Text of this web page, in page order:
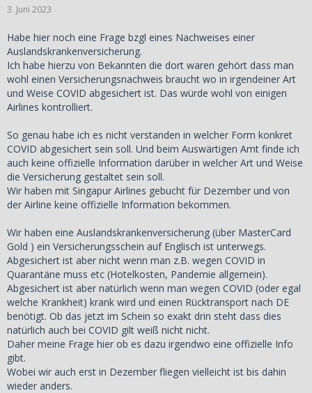
3. Juni 2023
Habe hier noch eine Frage bzgl eines Nachweises einer
Auslandskrankenversicherung.
Ich habe hierzu von Bekannten die dort waren gehört dass man
wohl einen Versicherungsnachweis braucht wo in irgendeiner Art
und Weise COVID abgesichert ist. Das würde wohl von einigen
Airlines kontrolliert.
So genau habe ich es nicht verstanden in welcher Form konkret
COVID abgesichert sein soll. Und beim Auswärtigen Amt finde ich
auch keine offizielle Information darüber in welcher Art und Weise
die Versicherung gestaltet sein soll.
Wir haben mit Singapur Airlines gebucht für Dezember und von
der Airline keine offizielle Information bekommen.
Wir haben eine Auslandskrankenversicherung (über MasterCard
Gold ) ein Versicherungsschein auf Englisch ist unterwegs.
Abgesichert ist aber nicht wenn man z.B. wegen COVID in
Quarantäne muss etc (Hotelkosten, Pandemie allgemein).
Abgesichert ist aber natürlich wenn man wegen COVID (oder egal
welche Krankheit) krank wird und einen Rücktransport nach DE
benötigt. Ob das jetzt im Schein so exakt drin steht dass dies
natürlich auch bei COVID gilt weiß nicht nicht.
Daher meine Frage hier ob es dazu irgendwo eine offizielle Info
gibt.
Wobei wir auch erst in Dezember fliegen vielleicht ist bis dahin
wieder anders.